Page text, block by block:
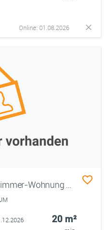
Online: 01.08.2026
Doktorand sucht eine 1-Zimmer-Wohnung (September bis Dezember)
20 m²